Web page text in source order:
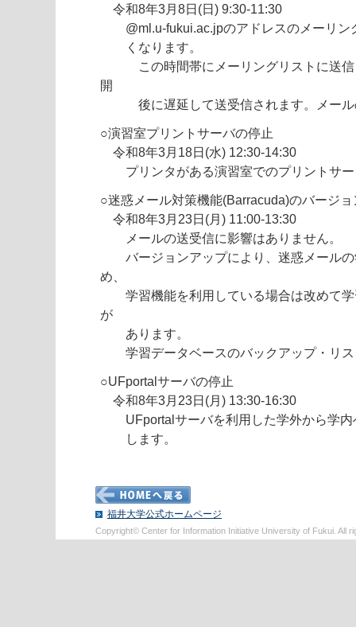
令和8年3月8日(日) 9:30-11:30
@ml.u-fukui.ac.jpのアドレスのメーリン
くなります。
この時間帯にメーリングリストに送信
開
後に遅延して送受信されます。メール
○演習室プリントサーバの停止
令和8年3月18日(水) 12:30-14:30
プリンタがある演習室でのプリントサー
○迷惑メール対策機能(Barracuda)のバージ
令和8年3月23日(月) 11:00-13:30
メールの送受信に影響はありません。
バージョンアップにより、迷惑メールの
め、
学習機能を利用している場合は改めて学
が
あります。
学習データベースのバックアップ・リス
○UFportalサーバの停止
令和8年3月23日(月) 13:30-16:30
UFportalサーバを利用した学外から学内
します。
福井大学公式ホームページ
Copyright© Center for Information Initiative University of Fukui. All